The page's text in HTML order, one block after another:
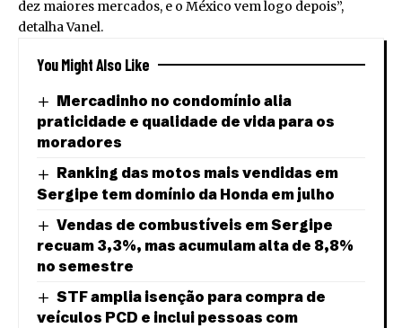
dez maiores mercados, e o México vem logo depois”,
detalha Vanel.
You Might Also Like
Mercadinho no condomínio alia
praticidade e qualidade de vida para os
moradores
Ranking das motos mais vendidas em
Sergipe tem domínio da Honda em julho
Vendas de combustíveis em Sergipe
recuam 3,3%, mas acumulam alta de 8,8%
no semestre
STF amplia isenção para compra de
veículos PCD e inclui pessoas com